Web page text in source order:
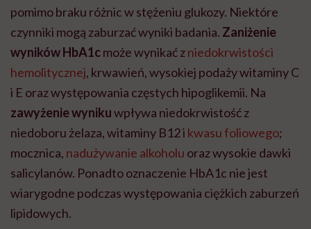
pomimo braku różnic w stężeniu glukozy. Niektóre
czynniki mogą zaburzać wyniki badania. Zaniżenie
wyników HbA1cmoże wynikać zniedokrwistości
hemolitycznej, krwawień, wysokiej podaży witaminy C
i E oraz występowania częstych hipoglikemii. Na
zawyżenie wynikuwpływa niedokrwistość z
niedoboru żelaza, witaminy B12 i kwasu foliowego;
mocznica, nadużywanie alkoholu oraz wysokie dawki
salicylanów. Ponadto oznaczenie HbA1c nie jest
wiarygodne podczas występowania ciężkich zaburzeń
lipidowych.